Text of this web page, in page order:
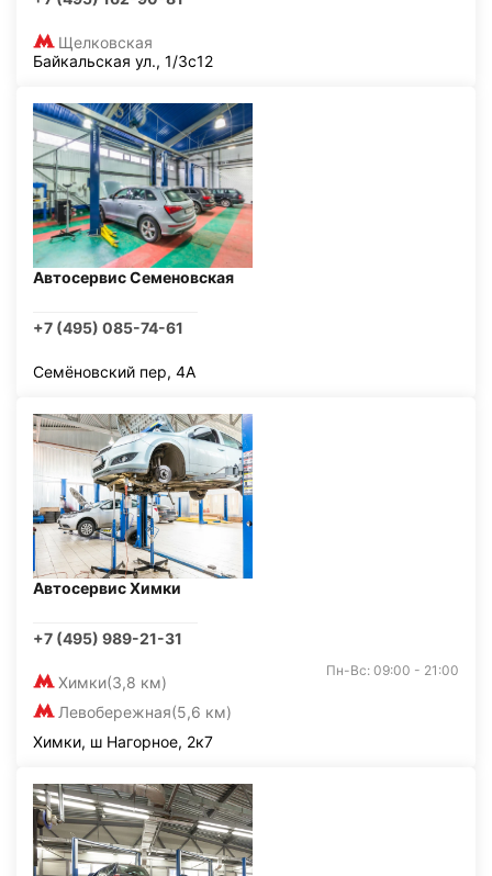
Щелковская
Байкальская ул., 1/3с12
Автосервис Семеновская
+7 (495) 085-74-61
Семёновский пер, 4А
Автосервис Химки
+7 (495) 989-21-31
Химки(3,8 км)
Левобережная(5,6 км)
Пн-Вс: 09:00 - 21:00
Химки, ш Нагорное, 2к7